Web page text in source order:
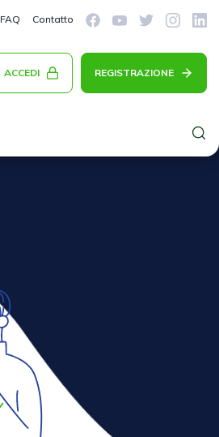
FAQ Contatto
ACCEDI REGISTRAZIONE